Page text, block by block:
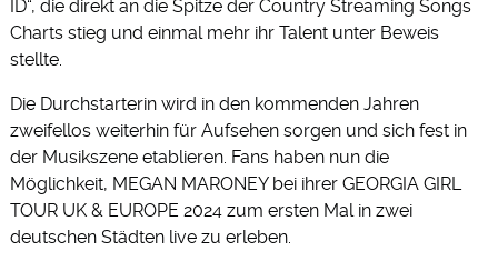
ID“, die direkt an die Spitze der Country Streaming Songs
Charts stieg und einmal mehr ihr Talent unter Beweis
stellte.
Die Durchstarterin wird in den kommenden Jahren
zweifellos weiterhin für Aufsehen sorgen und sich fest in
der Musikszene etablieren. Fans haben nun die
Möglichkeit, MEGAN MARONEY bei ihrer GEORGIA GIRL
TOUR UK & EUROPE 2024 zum ersten Mal in zwei
deutschen Städten live zu erleben.